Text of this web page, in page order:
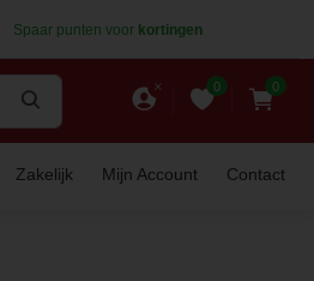
Spaar punten voor kortingen
0 0
Zakelijk Mijn Account Contact